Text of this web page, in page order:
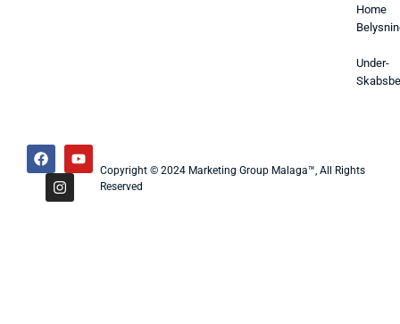
Home
Under-
Copyright © 2024 Marketing Group Malaga™, All Rights
Reserved